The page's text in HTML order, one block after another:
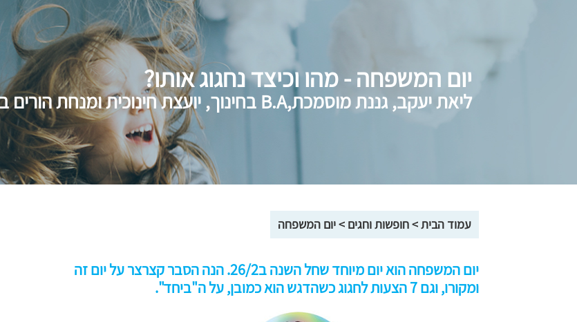
יום המשפחה - מהו וכיצד נחגוג אותו?
ליאת יעקב, גננת מוסמכת,B.A בחינוך, יועצת חינוכית ומנחת הורים בתחום הגיל הרך.
עמוד הבית>חופשות וחגים >יום המשפחה
יום המשפחה הוא יום מיוחד שחל השנה ב26/2. הנה הסבר קצרצר על יום זה
ומקורו, וגם 7 הצעות לחגוג כשהדגש הוא כמובן, על ה"ביחד".